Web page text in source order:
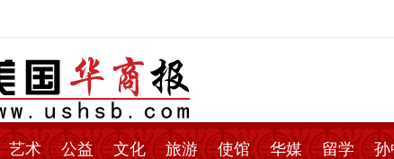
艺术 公益 文化 旅游 使馆 华媒 留学 孙